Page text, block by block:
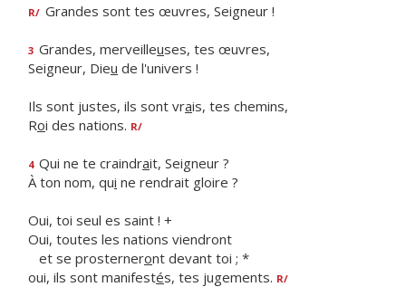
R/ Grandes sont tes œuvres, Seigneur !
3 Grandes, merveilleuses, tes œuvres,
Seigneur, Dieu de l'univers !
Ils sont justes, ils sont vrais, tes chemins,
Roi des nations. R/
4 Qui ne te craindrait, Seigneur ?
À ton nom, qui ne rendrait gloire ?
Oui, toi seul es saint ! +
Oui, toutes les nations viendront
et se prosterneront devant toi ; *
oui, ils sont manifestés, tes jugements. R/